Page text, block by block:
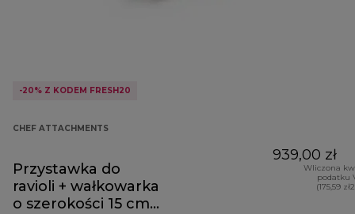
-20% Z KODEM FRESH20
CHEF ATTACHMENTS
Przystawka do
ravioli + wałkowarka
o szerokości 15 cm
939,00 zł
Wliczona
podatku
(175,59